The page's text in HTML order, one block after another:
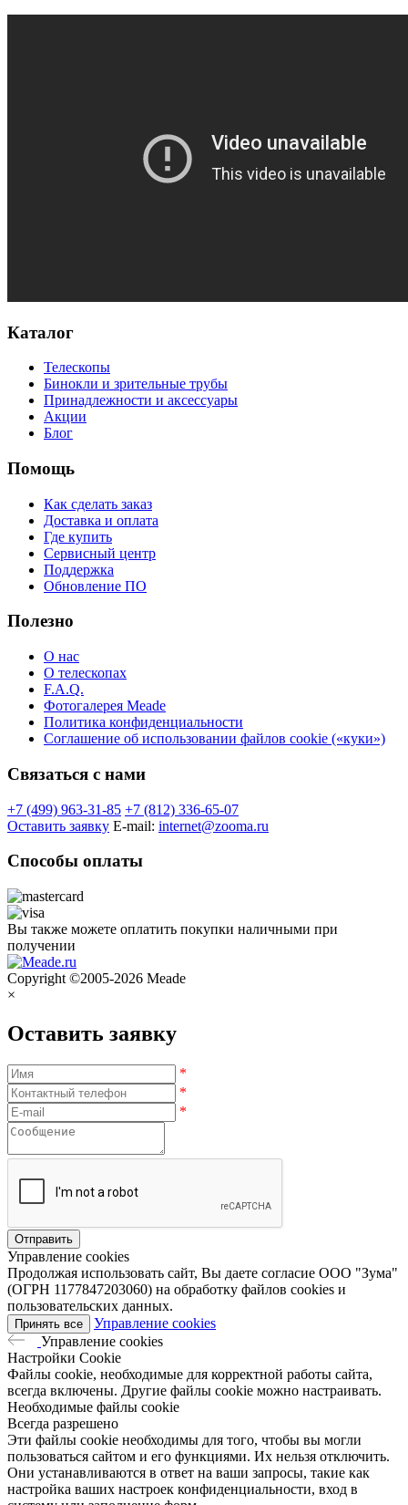
Каталог
Телескопы
Бинокли и зрительные трубы
Принадлежности и аксессуары
Акции
Блог
Помощь
Как сделать заказ
Доставка и оплата
Где купить
Сервисный центр
Поддержка
Обновление ПО
Полезно
О нас
О телескопах
F.A.Q.
Фотогалерея Meade
Политика конфиденциальности
Соглашение об использовании файлов cookie («куки»)
Связаться с нами
+7 (499) 963-31-85 +7 (812) 336-65-07
Оставить заявку E-mail: internet@zooma.ru
Способы оплаты
Вы также можете оплатить покупки наличными при
получении
Copyright ©2005-2026 Meade
×
Оставить заявку
*
*
*
Управление cookies
Продолжая использовать сайт, Вы даете согласие ООО "Зума"
(ОГРН 1177847203060) на обработку файлов cookies и
пользовательских данных.
Принять все
Управление cookies
Управление cookies
Настройки Cookie
Файлы cookie, необходимые для корректной работы сайта,
всегда включены. Другие файлы cookie можно настраивать.
Необходимые файлы cookie
Всегда разрешено
Эти файлы cookie необходимы для того, чтобы вы могли
пользоваться сайтом и его функциями. Их нельзя отключить.
Они устанавливаются в ответ на ваши запросы, такие как
настройка ваших настроек конфиденциальности, вход в